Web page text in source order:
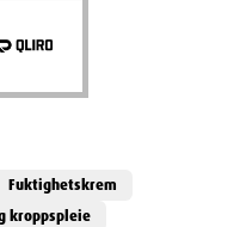
Fuktighetskrem
kroppspleie